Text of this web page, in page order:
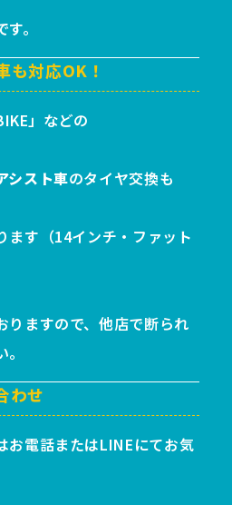
。
も対応OK！
」などの
シスト車のタイヤ交換も
ます（14インチ・ファット
りますので、他店で断られ
わせ
お電話またはLINEにてお気